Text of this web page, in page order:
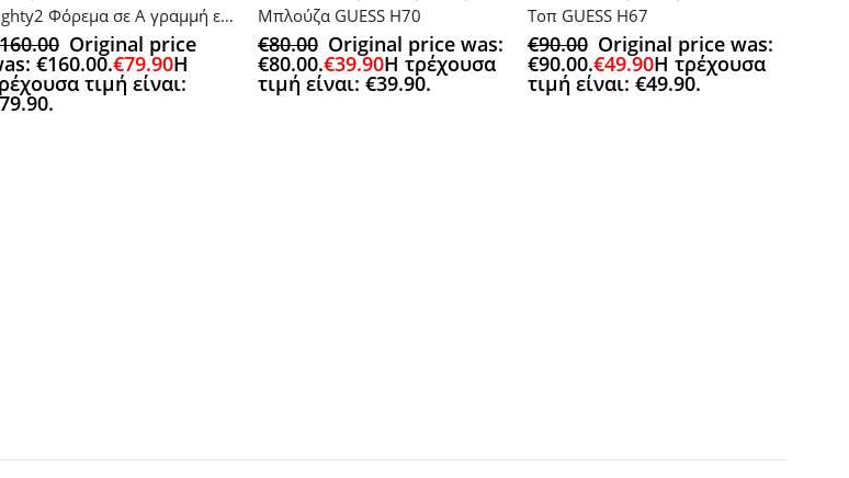
Eighty2 Φόρεμα σε Α γραμμή εκρού
160.00 Original price
€160.00.€79.90Η
τιμή είναι:
Μπλούζα GUESS H70
€80.00 Original price was:
€80.00.€39.90Η τρέχουσα
τιμή είναι: €39.90.
Τοπ GUESS H67
€90.00 Original price was:
€90.00.€49.90Η τρέχουσα
τιμή είναι: €49.90.